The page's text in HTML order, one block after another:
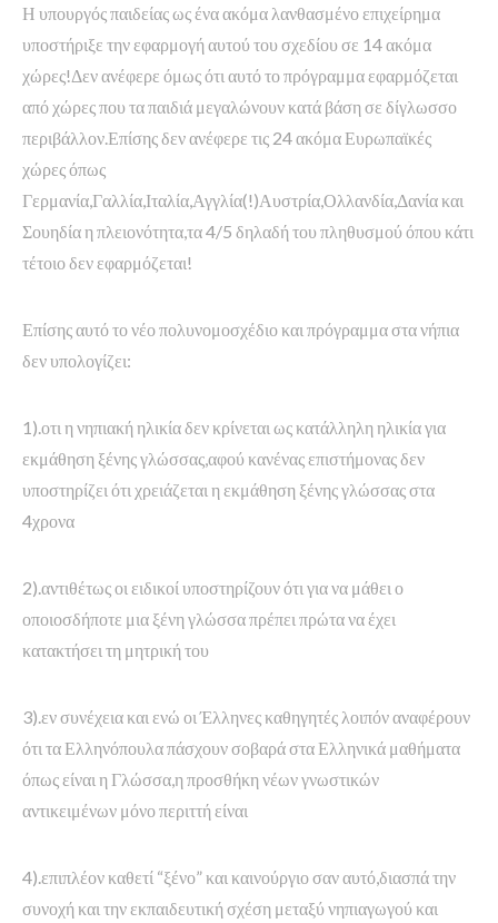
Η υπουργός παιδείας ως ένα ακόμα λανθασμένο επιχείρημα
υποστήριξε την εφαρμογή αυτού του σχεδίου σε 14 ακόμα
χώρες!Δεν ανέφερε όμως ότι αυτό το πρόγραμμα εφαρμόζεται
από χώρες που τα παιδιά μεγαλώνουν κατά βάση σε δίγλωσσο
περιβάλλον.Επίσης δεν ανέφερε τις 24 ακόμα Ευρωπαϊκές
χώρες όπως
Γερμανία,Γαλλία,Ιταλία,Αγγλία(!)Αυστρία,Ολλανδία,Δανία και
Σουηδία η πλειονότητα,τα 4/5 δηλαδή του πληθυσμού όπου κάτι
τέτοιο δεν εφαρμόζεται!
Επίσης αυτό το νέο πολυνομοσχέδιο και πρόγραμμα στα νήπια
δεν υπολογίζει:
1).οτι η νηπιακή ηλικία δεν κρίνεται ως κατάλληλη ηλικία για
εκμάθηση ξένης γλώσσας,αφού κανένας επιστήμονας δεν
υποστηρίζει ότι χρειάζεται η εκμάθηση ξένης γλώσσας στα
4χρονα
2).αντιθέτως οι ειδικοί υποστηρίζουν ότι για να μάθει ο
οποιοσδήποτε μια ξένη γλώσσα πρέπει πρώτα να έχει
κατακτήσει τη μητρική του
3).εν συνέχεια και ενώ οι Έλληνες καθηγητές λοιπόν αναφέρουν
ότι τα Ελληνόπουλα πάσχουν σοβαρά στα Ελληνικά μαθήματα
όπως είναι η Γλώσσα,η προσθήκη νέων γνωστικών
αντικειμένων μόνο περιττή είναι
4).επιπλέον καθετί “ξένο” και καινούργιο σαν αυτό,διασπά την
συνοχή και την εκπαιδευτική σχέση μεταξύ νηπιαγωγού και